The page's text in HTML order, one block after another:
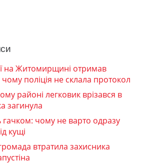
на Житомирщині отримав
поліція не склала протокол
районі легковик врізався в
загинула
гачком: чому не варто одразу
кущі
втратила захисника